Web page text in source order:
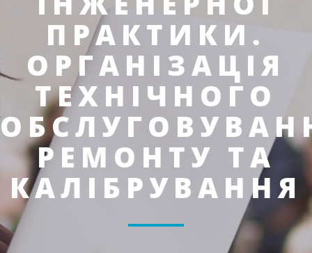
ПРАКТИКИ.
ОРГАНІЗАЦІЯ
ТЕХНІЧНОГО
РЕМОНТУ ТА
КАЛІБРУВАННЯ